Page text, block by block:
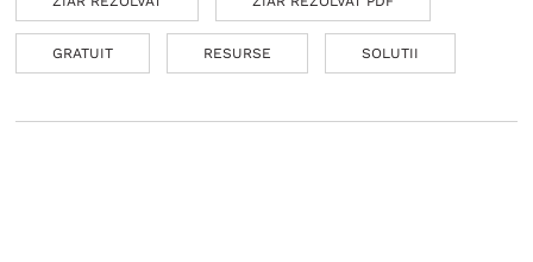
GRATUIT RESURSE SOLUTII